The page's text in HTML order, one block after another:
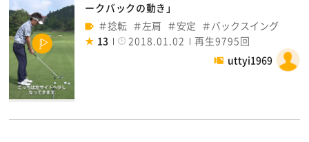
ークバックの動き」
捻転
左肩 安定
バックスイング
13
2018.01.02
再生9795回
uttyi1969